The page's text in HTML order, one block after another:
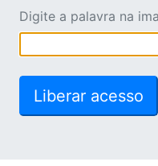
Digite a palavra na